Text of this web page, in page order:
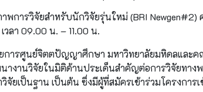
การวิจัยสำหรับนักวิจัยรุ่นใหม่ (BRI Newgen#2)
ลา 09.00 น. – 11.00 น.
ารศูนย์จิตตปัญญาศึกษา มหาวิทยาลัยมหิดลและค
งานวิจัยในมิติด้านประเด็นสำคัญต่อการวิจัยทาง
ยเป็นฐาน เป็นต้น ซึ่งมีผู้ที่สมัครเข้าร่วมโครงการ